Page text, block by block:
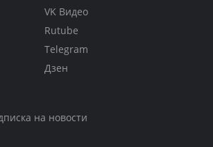
VK Видео
Rutube
Telegram
Дзен
на новости